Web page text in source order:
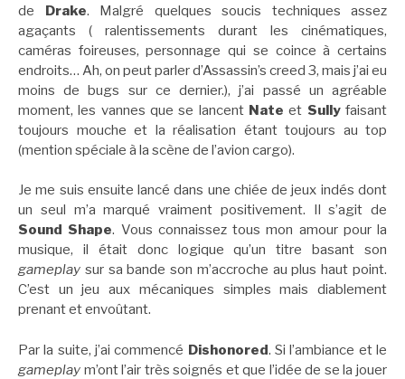
de Drake. Malgré quelques soucis techniques assez
agaçants ( ralentissements durant les cinématiques,
caméras foireuses, personnage qui se coince à certains
endroits… Ah, on peut parler d’Assassin’s creed 3, mais j’ai eu
moins de bugs sur ce dernier.), j’ai passé un agréable
moment, les vannes que se lancent Nate et Sullyfaisant
toujours mouche et la réalisation étant toujours au top
(mention spéciale à la scène de l’avion cargo).
Je me suis ensuite lancé dans une chiée de jeux indés dont
un seul m’a marqué vraiment positivement. Il s’agit de
Sound Shape. Vous connaissez tous mon amour pour la
musique, il était donc logique qu’un titre basant son
gameplay sur sa bande son m’accroche au plus haut point.
C’est un jeu aux mécaniques simples mais diablement
prenant et envoûtant.
Par la suite, j’ai commencé Dishonored. Si l’ambiance et le
gameplay m’ont l’air très soignés et que l’idée de se la jouer